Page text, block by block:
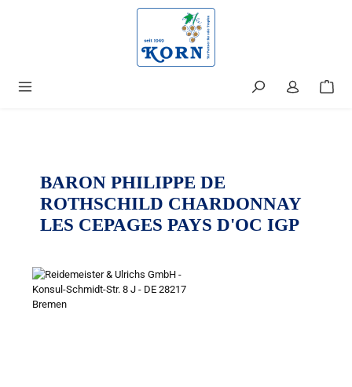
BARON PHILIPPE DE
ROTHSCHILD CHARDONNAY
LES CEPAGES PAYS D'OC IGP